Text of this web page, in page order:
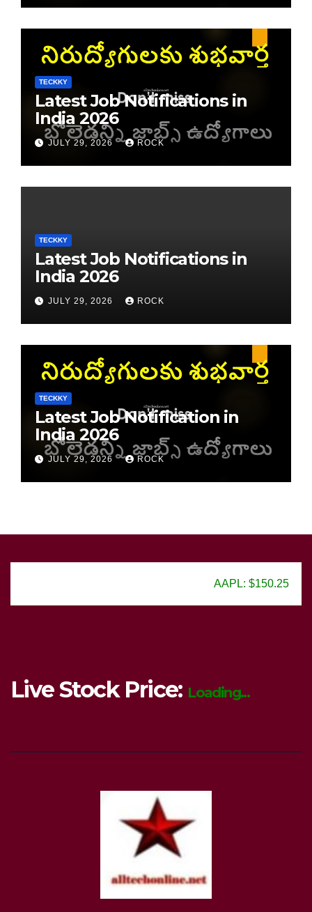
TECKKY
Latest Job Notifications in
India 2026
JULY 29, 2026 ROCK
TECKKY
Latest Job Notifications in
India 2026
JULY 29, 2026 ROCK
TECKKY
Latest Job Notification in
India 2026
JULY 29, 2026 ROCK
AAPL: $150.25
Live Stock Price: Loading...